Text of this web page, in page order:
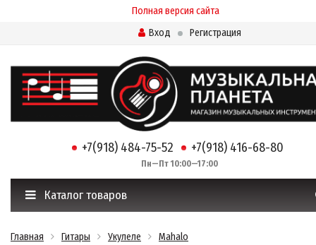
Полная версия сайта
Вход
Регистрация
+7(918) 484-75-52 +7(918) 416-68-80
Пн—Пт 10:00—17:00
Каталог товаров
Главная Гитары Укулеле
Mahalo